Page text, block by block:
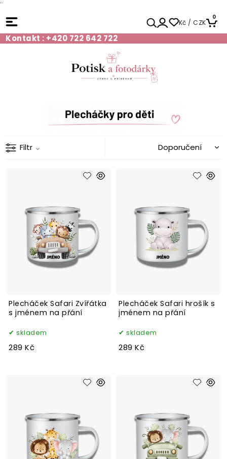
¨
Kč / CZK
0
Kontakt : +420 722 642 722
Filtr
Plecháček Safari Zvířátka
s jménem na přání
skladem
289 Kč
Plecháček Safari hrošík s
jménem na přání
skladem
289 Kč